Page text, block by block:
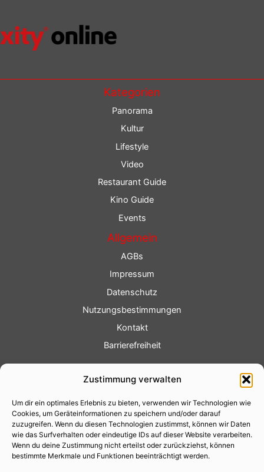
Zustimmung verwalten
Um dir ein optimales Erlebnis zu bieten, verwenden wir Technologien wie
Cookies, um Geräteinformationen zu speichern und/oder darauf
zuzugreifen. Wenn du diesen Technologien zustimmst, können wir Daten
wie das Surfverhalten oder eindeutige IDs auf dieser Website verarbeiten.
Wenn du deine Zustimmung nicht erteilst oder zurückziehst, können
bestimmte Merkmale und Funktionen beeinträchtigt werden.
Kategorien
Panorama
Kultur
Lifestyle
Video
Restaurant Guide
Kino Guide
Events
Allgemein
AGBs
Impressum
Datenschutz
Nutzungsbestimmungen
Kontakt
Barrierefreiheit
Fotoservice
Videoservice
Werbung
Contenterstellung
Lokalnachrichten